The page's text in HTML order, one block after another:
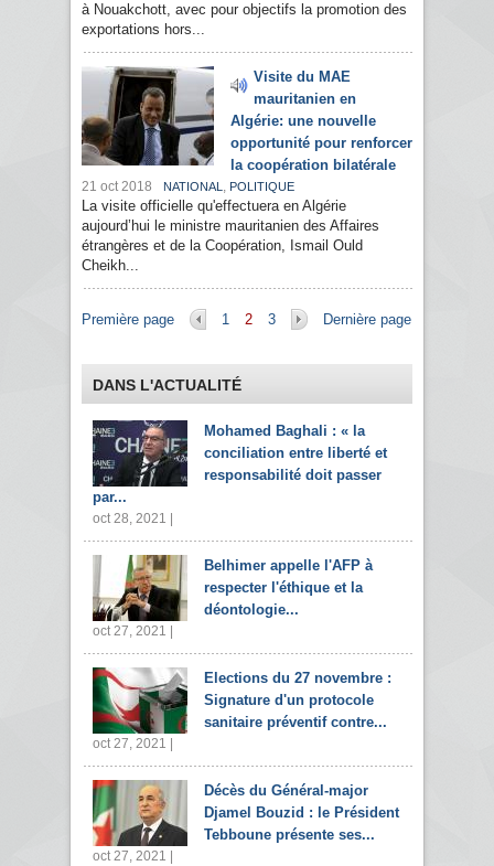
à Nouakchott, avec pour objectifs la promotion des
exportations hors...
Visite du MAE
mauritanien en
Algérie: une nouvelle
opportunité pour renforcer
la coopération bilatérale
21 oct 2018 NATIONAL , POLITIQUE
La visite officielle qu'effectuera en Algérie
aujourd’hui le ministre mauritanien des Affaires
étrangères et de la Coopération, Ismail Ould
Cheikh...
Pages
Première page 1 2 3 Dernière page
DANS L'ACTUALITÉ
Mohamed Baghali : « la
conciliation entre liberté et
responsabilité doit passer
par...
oct 28, 2021 |
Belhimer appelle l'AFP à
respecter l'éthique et la
déontologie...
oct 27, 2021 |
Elections du 27 novembre :
Signature d'un protocole
sanitaire préventif contre...
oct 27, 2021 |
Décès du Général-major
Djamel Bouzid : le Président
Tebboune présente ses...
oct 27, 2021 |